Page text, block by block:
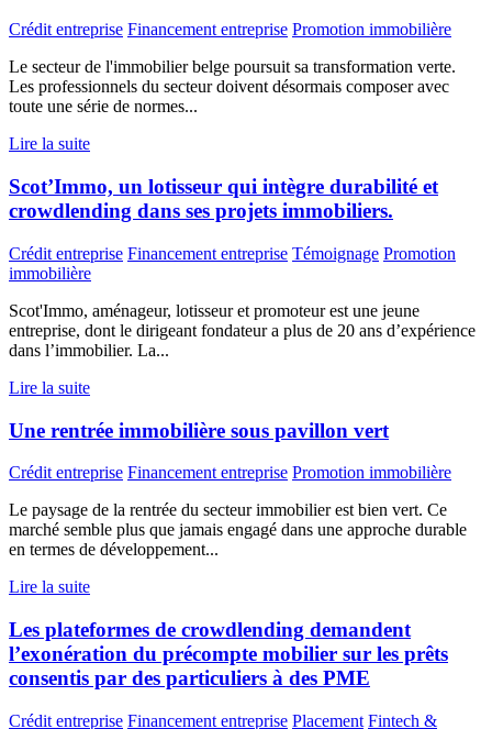
Crédit entreprise Financement entreprise Promotion immobilière
Le secteur de l'immobilier belge poursuit sa transformation verte.
Les professionnels du secteur doivent désormais composer avec
toute une série de normes...
Lire la suite
Scot’Immo, un lotisseur qui intègre durabilité et
crowdlending dans ses projets immobiliers.
Crédit entreprise Financement entreprise Témoignage Promotion
immobilière
Scot'Immo, aménageur, lotisseur et promoteur est une jeune
entreprise, dont le dirigeant fondateur a plus de 20 ans d’expérience
dans l’immobilier. La...
Lire la suite
Une rentrée immobilière sous pavillon vert
Crédit entreprise Financement entreprise Promotion immobilière
Le paysage de la rentrée du secteur immobilier est bien vert. Ce
marché semble plus que jamais engagé dans une approche durable
en termes de développement...
Lire la suite
Les plateformes de crowdlending demandent
l’exonération du précompte mobilier sur les prêts
consentis par des particuliers à des PME
Crédit entreprise Financement entreprise Placement Fintech &